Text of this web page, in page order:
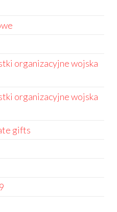
organizacyjne wojska
organizacyjne wojska
gifts